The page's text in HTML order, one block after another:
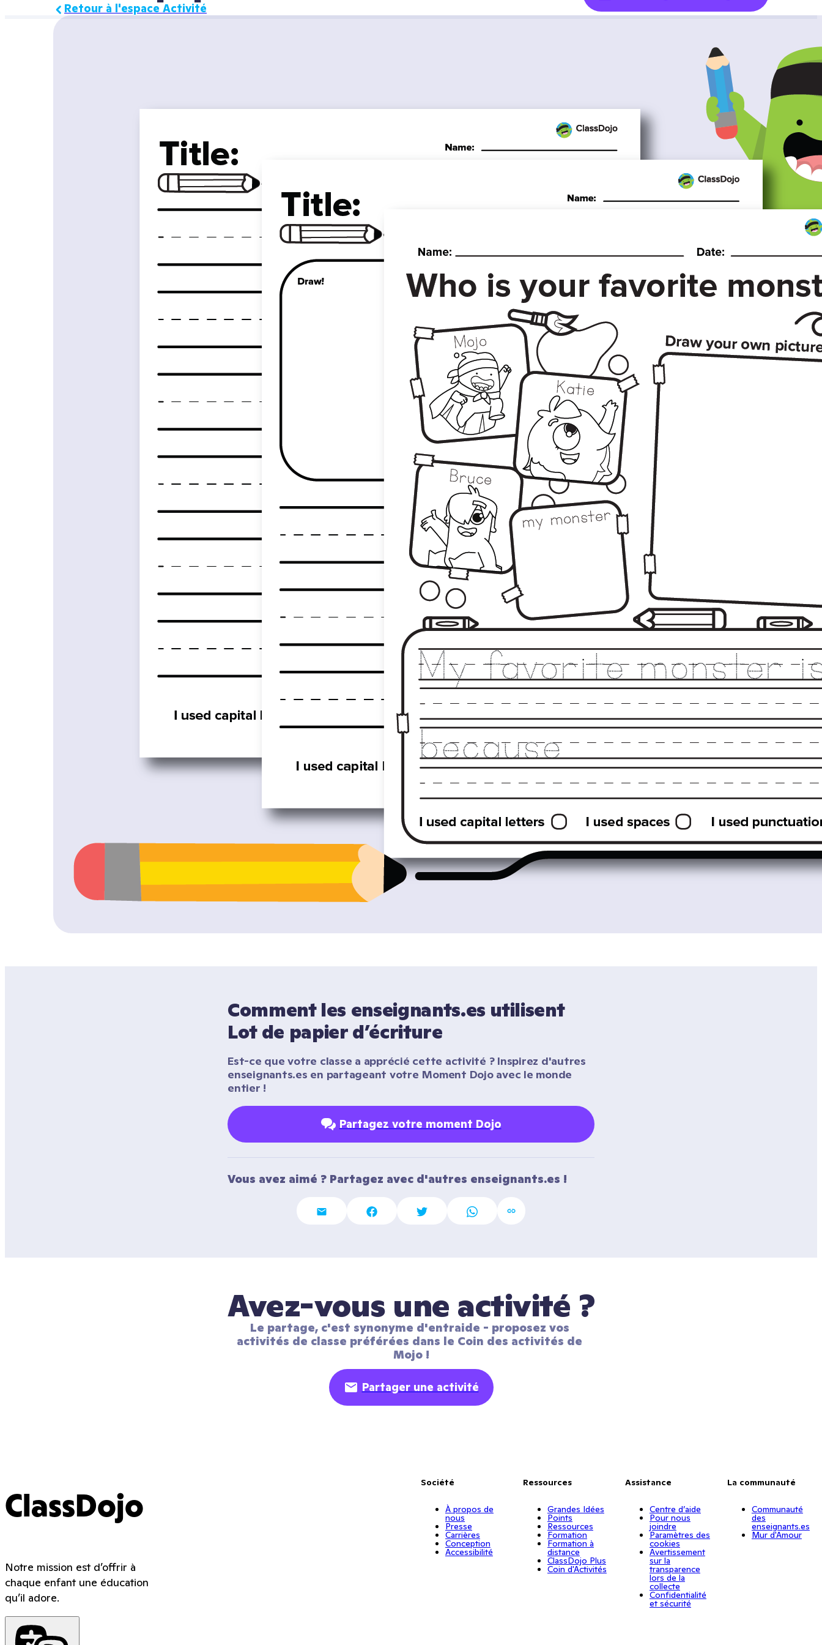
Retour à l'espace Activité
Comment les enseignants.es utilisent
Lot de papier d’écriture
Est-ce que votre classe a apprécié cette activité ? Inspirez d'autres
enseignants.es en partageant votre Moment Dojo avec le monde
entier !
Partagez votre moment Dojo
Vous avez aimé ? Partagez avec d'autres enseignants.es !
Avez-vous une activité ?
Le partage, c'est synonyme d'entraide - proposez vos
activités de classe préférées dans le Coin des activités de
Mojo !
Partager une activité
ClassDojo
Notre mission est d’offrir à
chaque enfant une éducation
qu’il adore.
Société
À propos de
nous
Presse
Carrières
Conception
Accessibilité
Ressources
Grandes Idées
Points
Ressources
Formation
Formation à
distance
ClassDojo Plus
Coin d'Activités
Assistance
Centre d’aide
Pour nous
joindre
Paramètres des
cookies
Avertissement
sur la
transparence
lors de la
collecte
Confidentialité
et sécurité
La communauté
Communauté
des
enseignants.es
Mur d'Amour